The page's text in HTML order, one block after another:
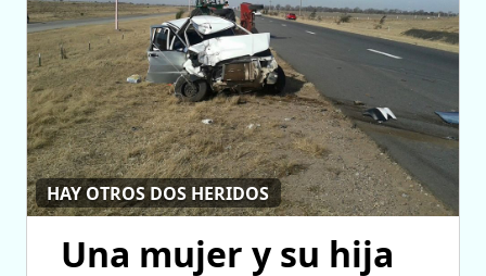
HAY OTROS DOS HERIDOS
Una mujer y su hija